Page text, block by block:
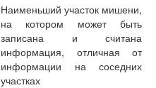
Наименьший участок мишени,
на котором может быть
записана и считана
информация, отличная от
информации на соседних
участках